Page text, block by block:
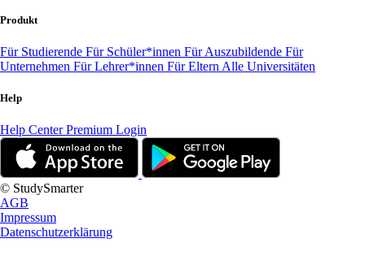
Produkt
Für Studierende Für Schüler*innen Für Auszubildende Für
Unternehmen Für Lehrer*innen Für Eltern Alle Universitäten
Help
Help CenterPremium Login
© StudySmarter
AGB
Impressum
Datenschutzerklärung